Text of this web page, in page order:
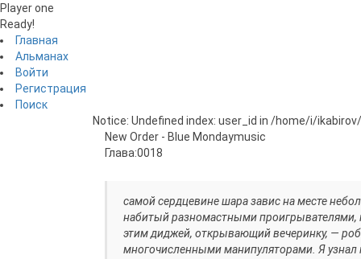
Player one
Ready!
Главная
Альманах
Войти
Регистрация
Поиск
Notice: Undefined index: user_id in /home/i/
New Order - Blue Mondaymusic
Глава:0018
самой сердцевине шара завис на месте
набитый разномастными
этим диджей, открывающий вечеринку, —
многочисленными манипуляторами. Я